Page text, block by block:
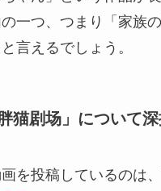
一つ、つまり「家族の
言えるでしょう。
猫剧场」について深
を投稿しているのは、